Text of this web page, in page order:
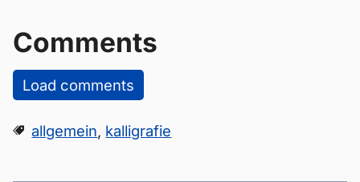
Comments
Load comments
allgemein, kalligrafie